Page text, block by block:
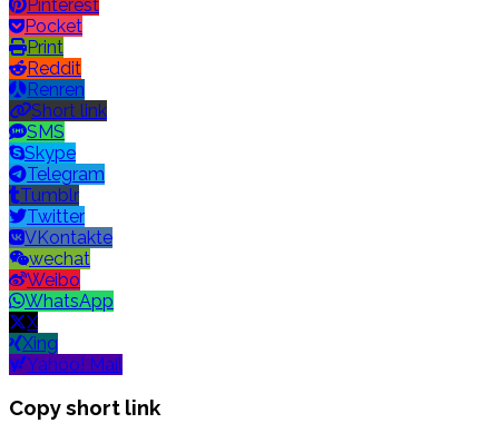
Pinterest
Pocket
Print
Reddit
Renren
Short link
SMS
Skype
Telegram
Tumblr
Twitter
VKontakte
wechat
Weibo
WhatsApp
X
Xing
Yahoo! Mail
Copy short link